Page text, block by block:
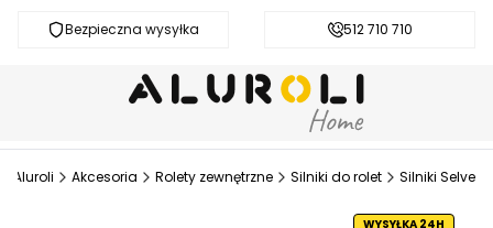
Bezpieczna wysyłka Darmowa dostawa od 200 zł
512 710 710
Aluroli Akcesoria Rolety zewnętrzne Silniki do rolet Silniki Selve
WYSYŁKA 24H